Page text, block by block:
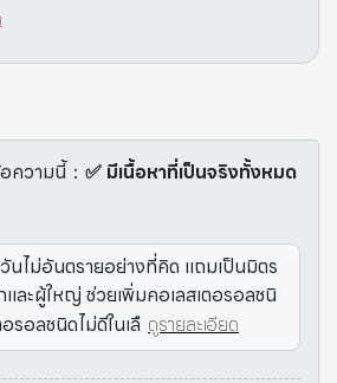
ความนี้： ✅ มีเนื้อหาที่เป็นจริงทั้งหมด
นไม่อันตรายอย่างที่คิด แถมเป็นมิตร
ละผู้ใหญ่ ช่วยเพิ่มคอเลสเตอรอลชนิ
รอลชนิดไม่ดีในเลื ดูรายละเอียด